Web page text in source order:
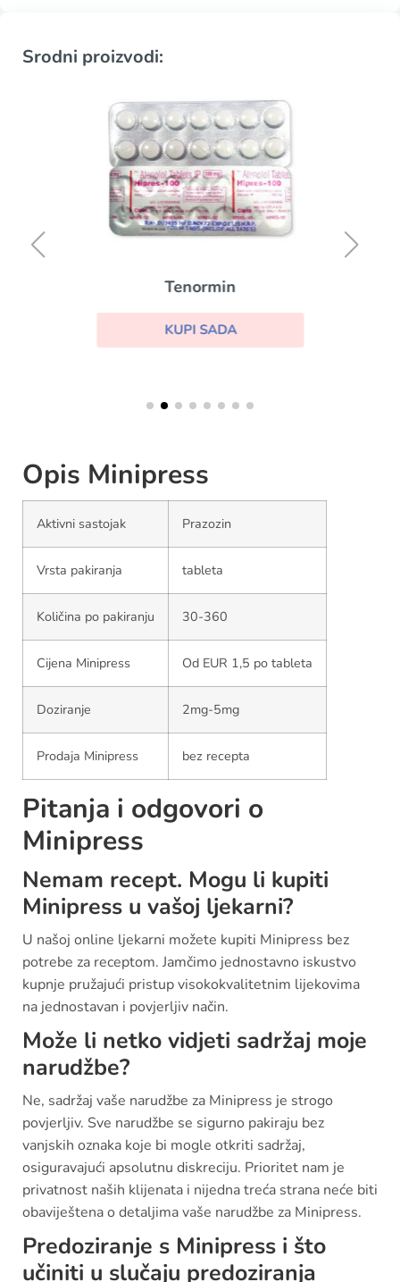
Srodni proizvodi:
Tenormin
KUPI SADA
Opis Minipress
Aktivni sastojak Prazozin
Vrsta pakiranja tableta
Količina po pakiranju 30-360
Cijena Minipress Od EUR 1,5 po tableta
Doziranje 2mg-5mg
Prodaja Minipress bez recepta
Pitanja i odgovori o
Minipress
Nemam recept. Mogu li kupiti
Minipress u vašoj ljekarni?
U našoj online ljekarni možete kupiti Minipress bez
potrebe za receptom. Jamčimo jednostavno iskustvo
kupnje pružajući pristup visokokvalitetnim lijekovima
na jednostavan i povjerljiv način.
Može li netko vidjeti sadržaj moje
narudžbe?
Ne, sadržaj vaše narudžbe za Minipress je strogo
povjerljiv. Sve narudžbe se sigurno pakiraju bez
vanjskih oznaka koje bi mogle otkriti sadržaj,
osiguravajući apsolutnu diskreciju. Prioritet nam je
privatnost naših klijenata i nijedna treća strana neće biti
obaviještena o detaljima vaše narudžbe za Minipress.
Predoziranje s Minipress i što
učiniti u slučaju predoziranja